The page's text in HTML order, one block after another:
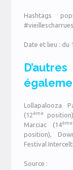
Hashtags
Date et lieu : du
Lollapalooza
(12ème
Marciac (14ème
position),
Festival
Source :